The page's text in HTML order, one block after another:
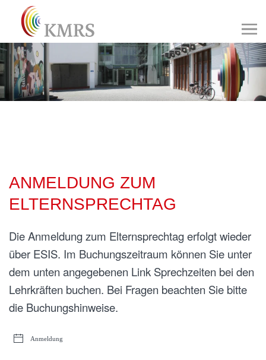
ANMELDUNG ZUM
ELTERNSPRECHTAG
Die Anmeldung zum Elternsprechtag erfolgt wieder
über ESIS. Im Buchungszeitraum können Sie unter
dem unten angegebenen Link Sprechzeiten bei den
Lehrkräften buchen. Bei Fragen beachten Sie bitte
die Buchungshinweise.
Anmeldung